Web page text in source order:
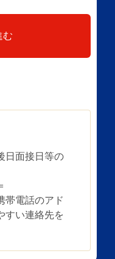
む
日面接日等の
帯電話のアド
すい連絡先を